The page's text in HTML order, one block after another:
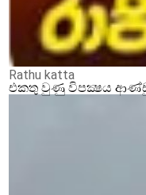
Rathu katta
එකතු වුණු විපක්‍ෂය